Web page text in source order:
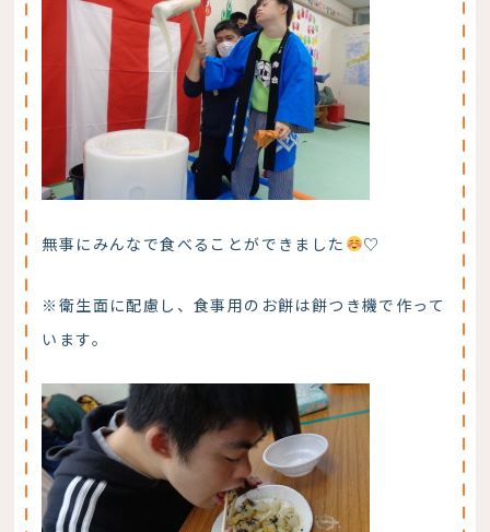
無事にみんなで食べることができました ♡
※衛生面に配慮し、食事用のお餅は餅つき機で作って
います。